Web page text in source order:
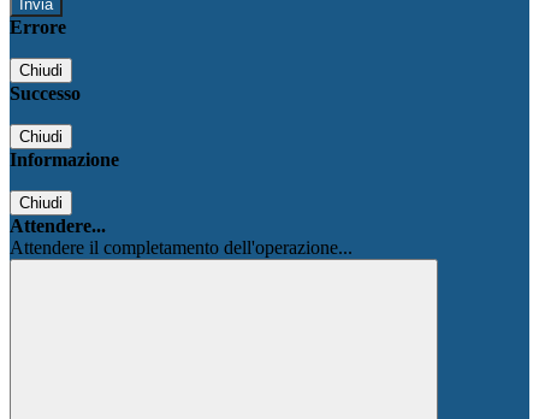
Errore
Chiudi
Successo
Chiudi
Informazione
Chiudi
Attendere...
Attendere il completamento dell'operazione...